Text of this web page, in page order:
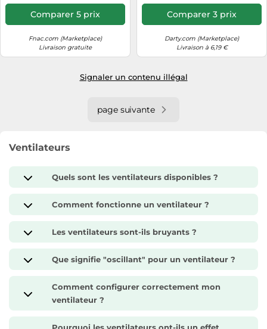
Comparer 5 prix
Fnac.com (Marketplace)
Livraison gratuite
Comparer 3 prix
Darty.com (Marketplace)
Livraison à 6,19 €
Signaler un contenu illégal
page suivante
Ventilateurs
Quels sont les ventilateurs disponibles ?
Comment fonctionne un ventilateur ?
Les ventilateurs sont-ils bruyants ?
Que signifie "oscillant" pour un ventilateur ?
Comment configurer correctement mon
ventilateur ?